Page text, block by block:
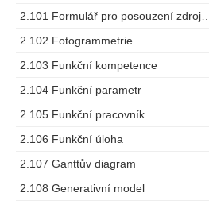
2.102 Fotogrammetrie
2.103 Funkční kompetence
2.104 Funkční parametr
2.105 Funkční pracovník
2.106 Funkční úloha
2.107 Ganttův diagram
2.108 Generativní model